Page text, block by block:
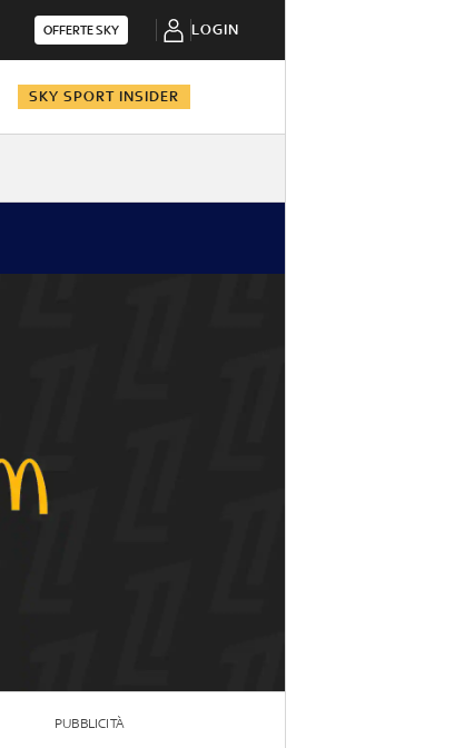
OFFERTE SKY LOGIN
SKY SPORT INSIDER
PUBBLICITÀ